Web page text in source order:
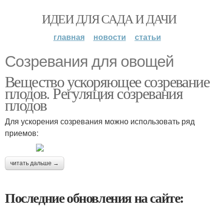
ИДЕИ ДЛЯ САДА И ДАЧИ
главная новости статьи
Созревания для овощей
Вещество ускоряющее созревание
плодов. Регуляция созревания
плодов
Для ускорения созревания можно использовать ряд
приемов:
читать дальше →
Последние обновления на сайте: